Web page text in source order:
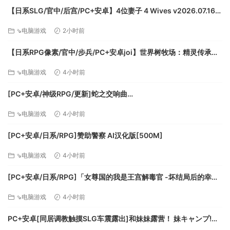
【日系SLG/官中/后宫/PC+安卓】4位妻子 4 Wives v2026.07.16
⇘电脑游戏 2小时前
【日系RPG像素/官中/步兵/PC+安卓joi】世界树牧场：精灵传承
ムと世界樹の牧場～ 官方中文步兵版【1.26G】
⇘电脑游戏 4小时前
[PC+安卓/神级RPG/更新]蛇之交响曲
⇘电脑游戏 4小时前
[PC+安卓/日系/RPG]赞助警察 AI汉化版[500M]
⇘电脑游戏 4小时前
[PC+安卓/日系/RPG]「女尊国的我是王宫解毒官 -坏结局后的幸福
⇘电脑游戏 4小时前
PC+安卓[同居调教触摸SLG车震露出]和妹妹露营！ 妹キャンプ!